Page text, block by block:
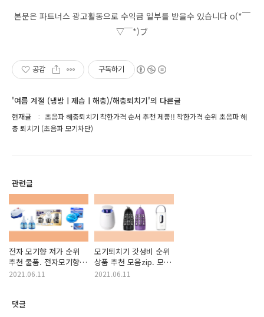
본문은 파트너스 광고활동으로 수익금 일부를 받을수 있습니다 o(*￣
▽￣*)ブ
공감 구독하기
'여름 계절 (냉방ㅣ제습ㅣ해충)/해충퇴치기'의 다른글
현재글
초음파 해충퇴치기 착한가격 순서 추천 제품!! 착한가격 순위 초음파 해
충 퇴치기 (초음파 모기차단)
관련글
전자 모기향 저가 순위
추천 물품. 전자모기향
착한가격 순위 상품
2021.06.11
모기퇴치기 갓성비 순위
상품 추천 모음zip. 모기
퇴치기 물품 정보
2021.06.11
댓글